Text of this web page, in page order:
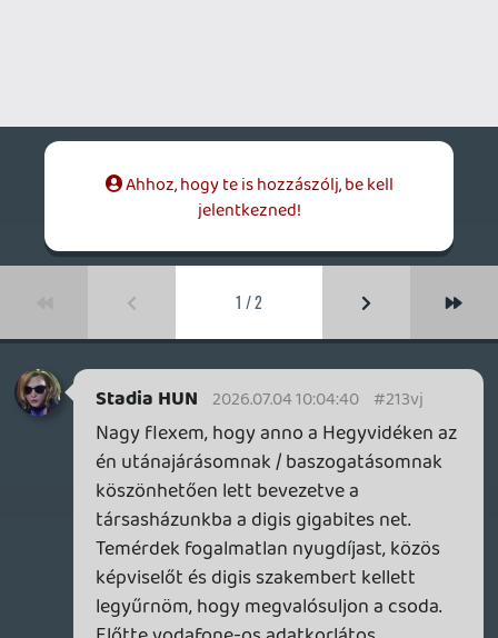
mobilnetem volt, éjfél után korlátlan
nappal meg net kikapcsolva, nehogy
véletlen elinduljon valami letöltés a
axl 2026.07.04 07:29:59
szolgáltatókat helyettem is, hogy ~300
ember kedvéért építsenek ide jobb
csomagokat. Évek óta hitegetnek minket
azzal, hogy az optikai kábelt leágaztatják
majd egyszer az utcánkba, de mindeddig
nem történt meg.
TheReturnOfDVM 2026.07.03 23:53:43
TheReturnOfDVM
2026.07.03 23:53:43
#213uy